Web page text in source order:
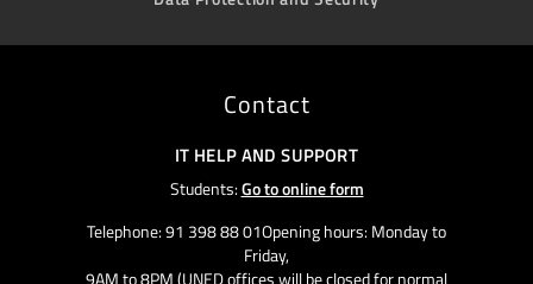
Contact
IT HELP AND SUPPORT
Students:Go to online form
Telephone: 91 398 88 01Opening hours: Monday to
Friday,
9AM to 8PM (UNED offices will be closed for normal